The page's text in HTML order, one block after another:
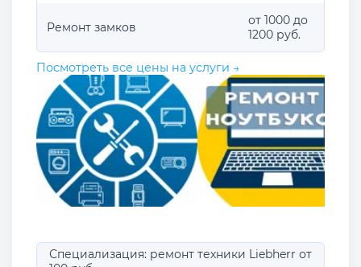
Ремонт замков
от 1000 до
1200 руб.
Посмотреть все цены на услуги →
Специализация: ремонт техники Liebherr от